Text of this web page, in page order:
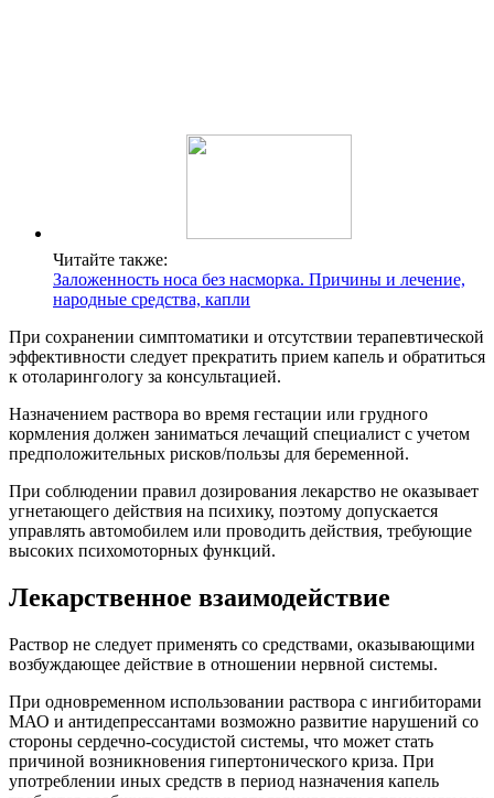
Читайте также:
Заложенность носа без насморка. Причины и лечение,
народные средства, капли
При сохранении симптоматики и отсутствии терапевтической
эффективности следует прекратить прием капель и обратиться
к отоларингологу за консультацией.
Назначением раствора во время гестации или грудного
кормления должен заниматься лечащий специалист с учетом
предположительных рисков/пользы для беременной.
При соблюдении правил дозирования лекарство не оказывает
угнетающего действия на психику, поэтому допускается
управлять автомобилем или проводить действия, требующие
высоких психомоторных функций.
Лекарственное взаимодействие
Раствор не следует применять со средствами, оказывающими
возбуждающее действие в отношении нервной системы.
При одновременном использовании раствора с ингибиторами
МАО и антидепрессантами возможно развитие нарушений со
стороны сердечно-сосудистой системы, что может стать
причиной возникновения гипертонического криза. При
употреблении иных средств в период назначения капель